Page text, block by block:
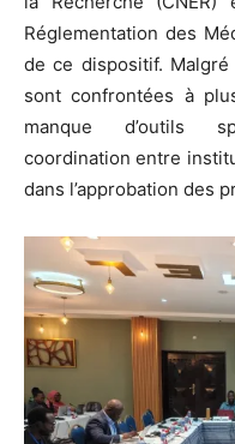
Réglementation des
de ce dispositif.
sont confrontées à
manque d’outils
coordination entre
dans l’approbation des